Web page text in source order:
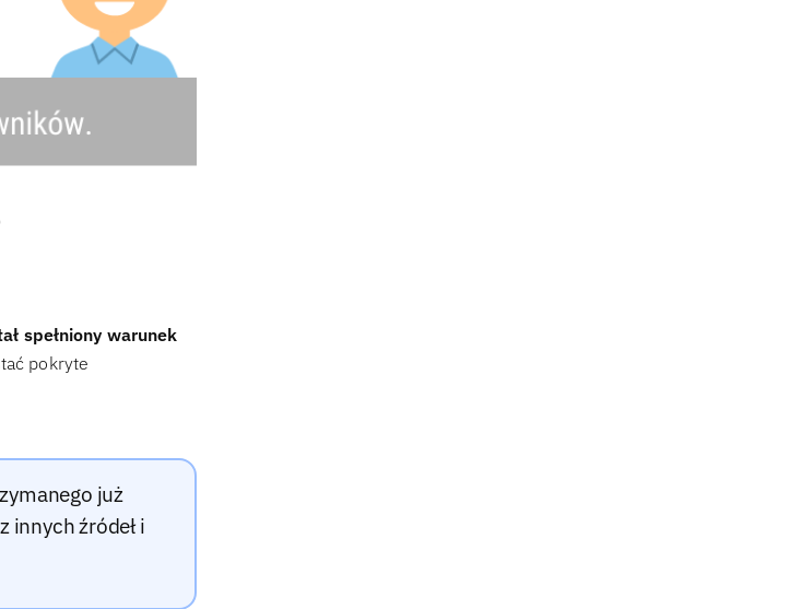
spełniony warunek
pokryte
już
innych źródeł i